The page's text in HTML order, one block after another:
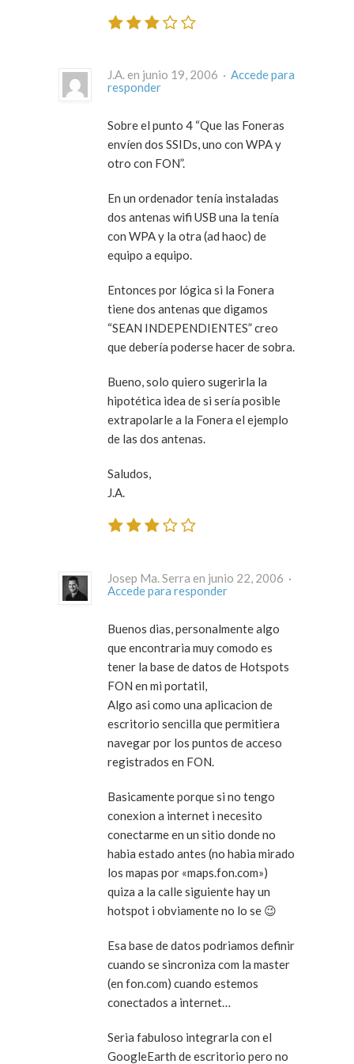
J.A. en junio 19, 2006 · Accede para
responder
Sobre el punto 4 “Que las Foneras
envíen dos SSIDs, uno con WPA y
otro con FON”.
En un ordenador tenía instaladas
dos antenas wifi USB una la tenía
con WPA y la otra (ad haoc) de
equipo a equipo.
Entonces por lógica si la Fonera
tiene dos antenas que digamos
“SEAN INDEPENDIENTES” creo
que debería poderse hacer de sobra.
Bueno, solo quiero sugerirla la
hipotética idea de si sería posible
extrapolarle a la Fonera el ejemplo
de las dos antenas.
Saludos,
J.A.
Josep Ma. Serra en junio 22, 2006 ·
Accede para responder
Buenos dias, personalmente algo
que encontraria muy comodo es
tener la base de datos de Hotspots
FON en mi portatil,
Algo asi como una aplicacion de
escritorio sencilla que permitiera
navegar por los puntos de acceso
registrados en FON.
Basicamente porque si no tengo
conexion a internet i necesito
conectarme en un sitio donde no
habia estado antes (no habia mirado
los mapas por «maps.fon.com»)
quiza a la calle siguiente hay un
hotspot i obviamente no lo se 😉
Esa base de datos podriamos definir
cuando se sincroniza com la master
(en fon.com) cuando estemos
conectados a internet…
Seria fabuloso integrarla con el
GoogleEarth de escritorio pero no